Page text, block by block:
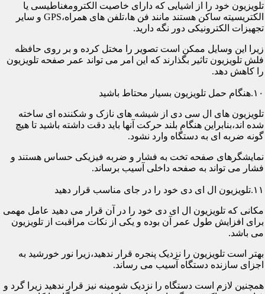
تلویزیون خود را از اشیایی که دارای خاصیت الکترومغناطیسی یا
الکتریسیته ساکن هستند مانند فن ها،تلفن های همراه،GPS و سایر
تجهیزات الکترونیکی دور نگه دارید.
زیرا این وسایل ممکن است تصویر را مختل کرده و بر روی حافظه
فلش تلویزیون تاثیر بگذارند که این امر می تواند عمر صفحه تلویزیون
را کاهش دهد.
۱۰.هنگام حمل تلویزیون بسیار محتاط باشید
تلویزیون های ال سی دی از شیشه های نازک و شکننده ای ساخته
شده اند،بنابراین هنگام بلند حرکت آنها باید دقت داشته باشید تا هیچ
گونه ضربه ای به دستگاه وارد نشود.
نمایشگرهای صفحه تخت به فشار و ضربه فیزیکی حساس هستند و
فشار می تواند به صفحه داخلی آسیب برساند.
۱۱.تلویزیون ال ای دی خود را در جای مناسب قرار دهید
مکانی که تلویزیون ال ای دی خود را در آن قرار می دهید عامل مهمی
برای افزایش طول عمر آن بوده و یکی از نکات مراقبت از تلویزیون
می باشد.
بهتر است تلویزیون را نزدیک پنجره قرار ندهید،زیرا نور خورشید به
اجزای سازنده دستگاه آسیب می رساند.
همچنین لازم است دستگاه را نزدیک شومینه نیز قرار ندهید زیرا گرد و